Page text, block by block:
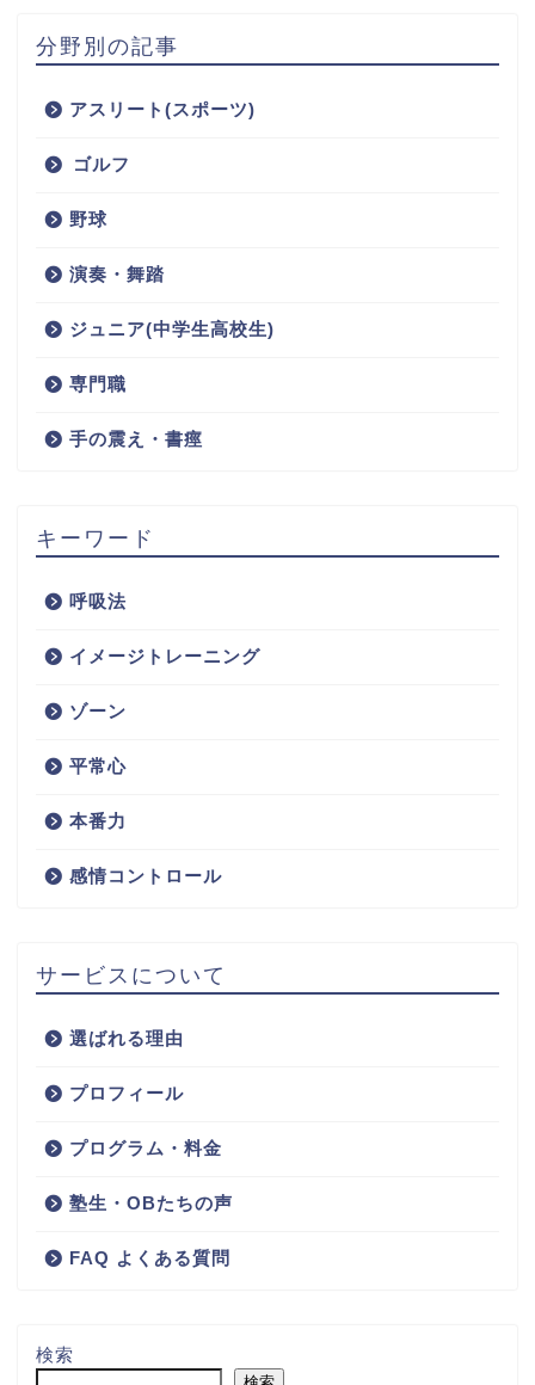
分野別の記事
アスリート(スポーツ)
ゴルフ
野球
演奏・舞踏
ジュニア(中学生高校生)
専門職
手の震え・書痙
キーワード
呼吸法
イメージトレーニング
ゾーン
平常心
本番力
感情コントロール
サービスについて
選ばれる理由
プロフィール
プログラム・料金
塾生・OBたちの声
FAQ よくある質問
検索